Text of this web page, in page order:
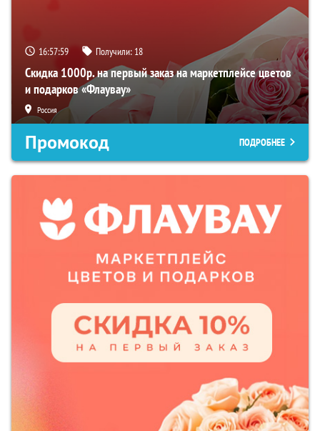
16:57:58 Получили: 18
Скидка 1000р. на первый заказ на маркетплейсе цветов
и подарков «Флаувау»
Россия
Промокод ПОДРОБНЕЕ